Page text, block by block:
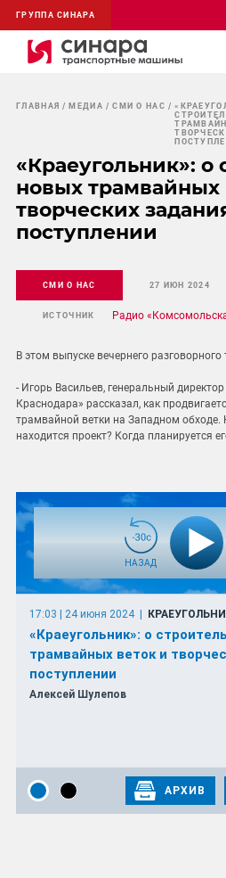
ГРУППА СИНАРА
ГЛАВНАЯ МЕДИА СМИ О НАС
«Краеугольник»: о
новых трамвайных
творческих
поступлении
СМИ О НАС 27 ИЮН 2024
ИСТОЧНИК Радио
В этом выпуске вечернего разговорного
- Игорь Васильев, генеральный
Краснодара» рассказал, как
трамвайной ветки на Западном обходе.
находится проект? Когда планируется